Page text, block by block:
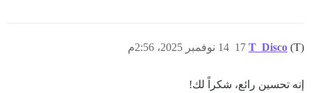
T_Disco (T) 14 نوفمبر 2025، 2:56م 17
إنه تحسين رائع، شكراً لك!